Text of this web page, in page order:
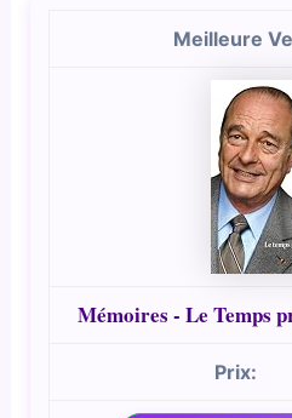
Mémoires - Le Temps